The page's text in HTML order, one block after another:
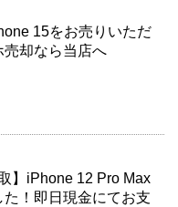
15をお売りいただ
売却なら当店へ
】iPhone 12 Pro Max
た！即日現金にてお支